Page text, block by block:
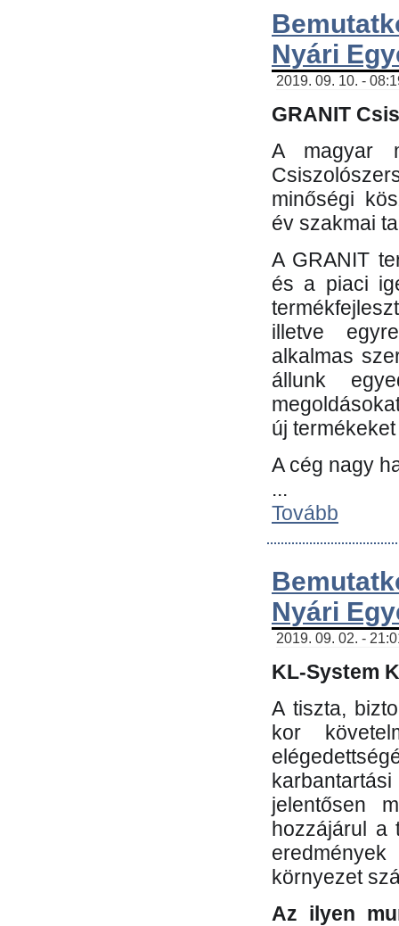
Nyári
2019. 09. 10. -
GRANIT
A magyar
minőségi
év szakmai
A GRANIT
és a piaci
illetve
alkalmas
állunk
új
A cég nagy
...
Tovább
Nyári
2019. 09. 02. -
KL-System
A tiszta,
kor
jelentősen
hozzájárul a
környezet
Az ilyen